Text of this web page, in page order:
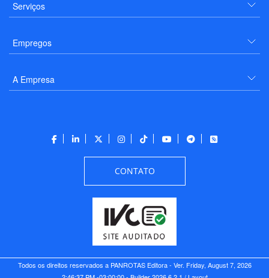
Serviços
Empregos
A Empresa
CONTATO
Todos os direitos reservados a PANROTAS Editora - Ver. Friday, August 7, 2026